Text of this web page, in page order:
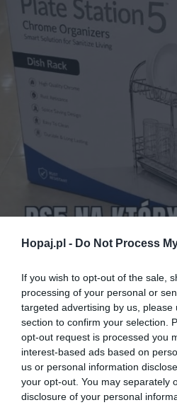
Hopaj.pl - Do Not Process
If you wish to opt-out of the sale,
processing of your personal or
targeted advertising by us, please
section to confirm your selection.
opt-out request is processed you
interest-based ads based on
us or personal information
your opt-out. You may separately
disclosure of your personal
Komentuj Dodaj do ulubionych Dodaj do
Najbardziej